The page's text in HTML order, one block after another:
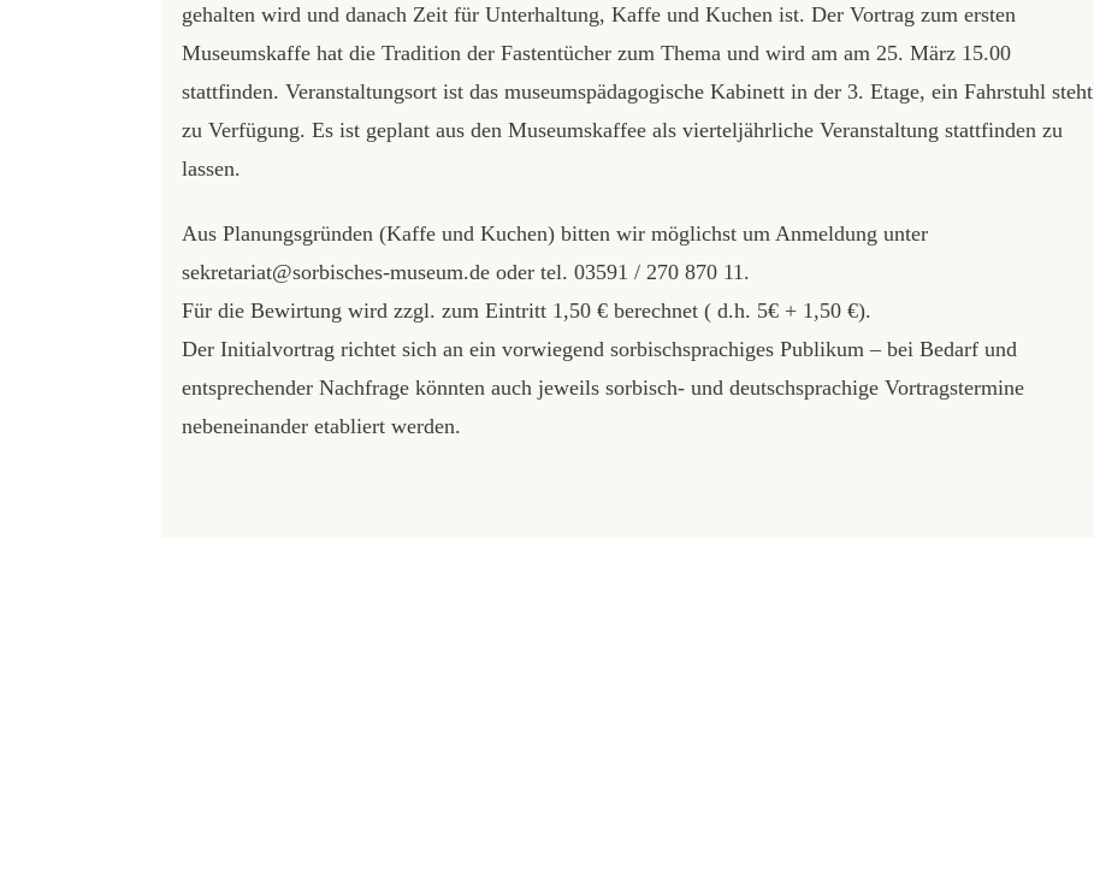
gehalten wird und danach Zeit für Unterhaltung, Kaffe und Kuchen ist. Der Vortrag zum ersten
Museumskaffe hat die Tradition der Fastentücher zum Thema und wird am am 25. März 15.00
stattfinden. Veranstaltungsort ist das museumspädagogische Kabinett in der 3. Etage, ein Fahrstuhl steht
zu Verfügung. Es ist geplant aus den Museumskaffee als vierteljährliche Veranstaltung stattfinden zu
lassen.
Aus Planungsgründen (Kaffe und Kuchen) bitten wir möglichst um Anmeldung unter
sekretariat@sorbisches-museum.de oder tel. 03591 / 270 870 11.
Für die Bewirtung wird zzgl. zum Eintritt 1,50 € berechnet ( d.h. 5€ + 1,50 €).
Der Initialvortrag richtet sich an ein vorwiegend sorbischsprachiges Publikum – bei Bedarf und
entsprechender Nachfrage könnten auch jeweils sorbisch- und deutschsprachige Vortragstermine
nebeneinander etabliert werden.